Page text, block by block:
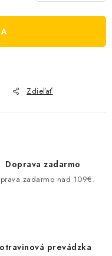
Napísali o nás
Zdieľať
Doprava zadarmo
zadarmo nad 109€.
prevádzka